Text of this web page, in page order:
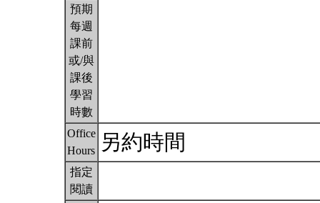
預期
每週
課前
或/與
課後
學習
時數
Office
Hours
另約時間
指定
閱讀